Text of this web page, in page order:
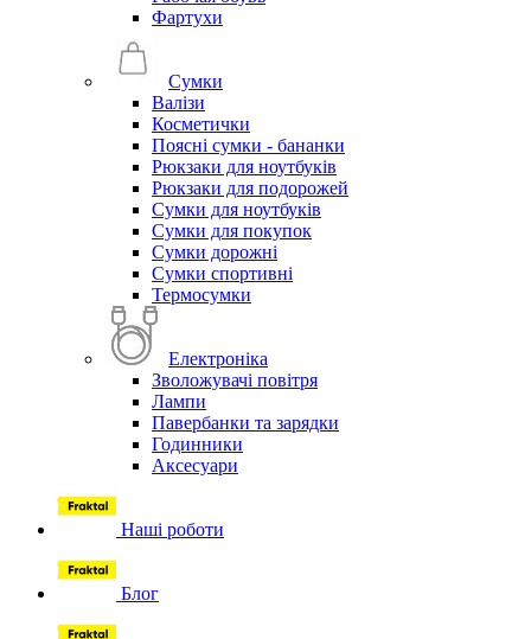
Фартухи
Сумки
Валізи
Косметички
Поясні сумки - бананки
Рюкзаки для ноутбуків
Рюкзаки для подорожей
Сумки для ноутбуків
Сумки для покупок
Сумки дорожні
Сумки спортивні
Термосумки
Електроніка
Зволожувачі повітря
Лампи
Павербанки та зарядки
Годинники
Аксесуари
Наші роботи
Блог